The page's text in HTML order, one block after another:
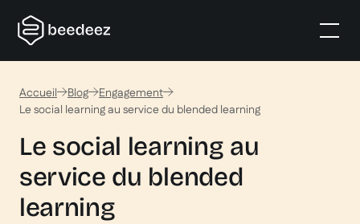
Accueil Blog
Engagement
Le social learning au service du blended learning
Le social learning au
service du blended
learning